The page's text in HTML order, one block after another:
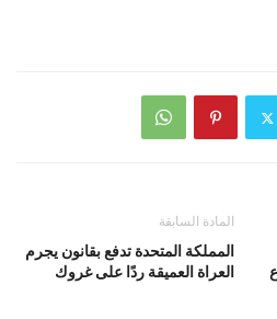
المادة السابقة
المملكة المتحدة تدفع بقانون يجرم
العراة العميقة ردًا على غروك